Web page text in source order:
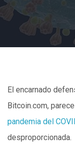
El encarnado
Bitcoin.com,
pandemia del
desproporcionada.